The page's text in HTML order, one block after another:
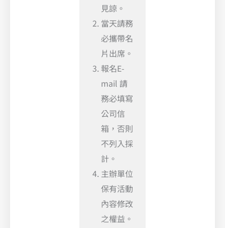
見諒。
當天請務
必攜帶名
片出席。
報名E-
mail 請
務必填寫
公司信
箱，否則
不列入採
計。
主辦單位
保有活動
內容修改
之權益。